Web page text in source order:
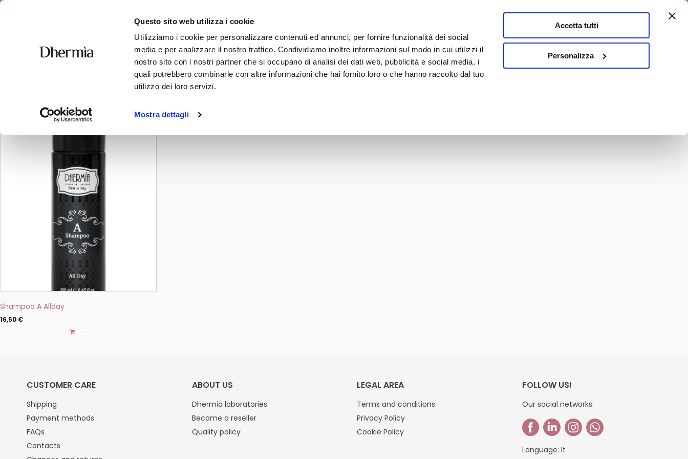
Questo sito web utilizza i cookie
Utilizziamo i cookie per personalizzare contenuti ed annunci, per fornire funzionalità dei social
media e per analizzare il nostro traffico. Condividiamo inoltre informazioni sul modo in cui utilizzi il
nostro sito con i nostri partner che si occupano di analisi dei dati web, pubblicità e social media, i
quali potrebbero combinarle con altre informazioni che hai fornito loro o che hanno raccolto dal tuo
utilizzo dei loro servizi.
Mostra dettagli
Accetta tutti
Personalizza
Free shipping on orders over 50€ - subscribe to our newsletter and receive a 10% discount
FACE BODY HAIR SUN CARE LINE
cura dei capelli
Showing the single result
Shampoo A Allday
16,50 €
This
CUSTOMER CARE
Shipping
Payment methods
FAQs
Contacts
ABOUT US
Dhermia laboratories
Become a reseller
Quality policy
LEGAL AREA
Terms and conditions
Privacy Policy
Cookie Policy
FOLLOW US!
Our social networks:
Language: It